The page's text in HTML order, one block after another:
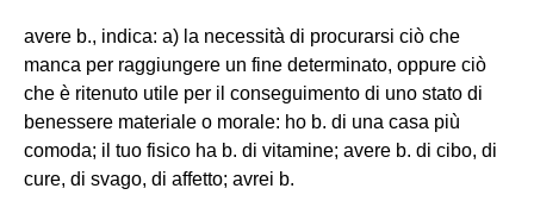
avere b., indica: a) la necessità di procurarsi ciò che
manca per raggiungere un fine determinato, oppure ciò
che è ritenuto utile per il conseguimento di uno stato di
benessere materiale o morale: ho b. di una casa più
comoda; il tuo fisico ha b. di vitamine; avere b. di cibo, di
cure, di svago, di affetto; avrei b.